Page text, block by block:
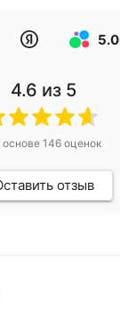
5.0
4.6 из 5
основе146 оценок
отзыв